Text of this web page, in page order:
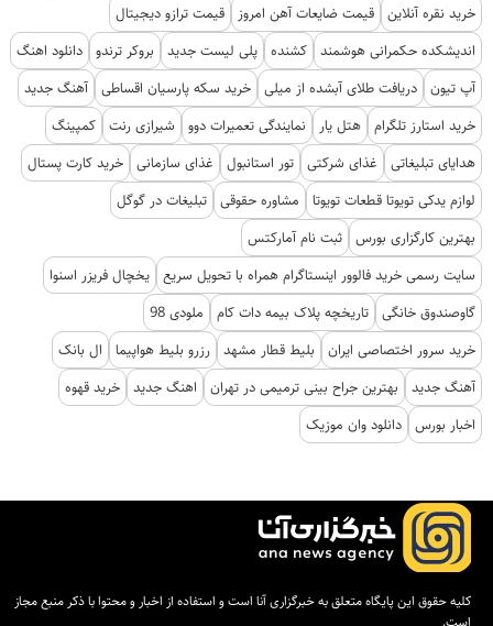
خرید نقره آنلاین قیمت ضایعات آهن امروز
قیمت ترازو دیجیتال
اندیشکده حکمرانی هوشمند کشنده پلی لیست جدید بروکر ترندو دانلود اهنگ
آپ تیون دریافت طلای آبشده از میلی خرید سکه پارسیان اقساطی آهنگ جدید
خرید استارز تلگرام هتل یار نمایندگی تعمیرات دوو شیرازی رنت کمپینگ
هدایای تبلیغاتی
غذای شرکتی تور استانبول غذای سازمانی خرید کارت پستال
لوازم یدکی تویوتا قطعات تویوتا
مشاوره حقوقی تبلیغات در گوگل
بهترین کارگزاری بورس ثبت نام آمارکتس
سایت رسمی خرید فالوور اینستاگرام همراه با تحویل سریع یخچال فریزر اسنوا
گاوصندوق خانگی تاریخچه پلاک بیمه دات کام
ملودی 98
خرید سرور اختصاصی ایران
بلیط قطار مشهد رزرو بلیط هواپیما
ال بانک
آهنگ جدید
بهترین جراح بینی ترمیمی در تهران اهنگ جدید خرید قهوه
اخبار بورس دانلود وان موزیک
کلیه حقوق این پایگاه متعلق به خبرگزاری آنا است و استفاده از اخبار و محتوا با ذکر منبع مجاز